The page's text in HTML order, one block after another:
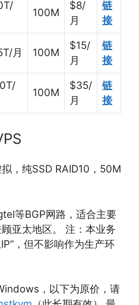
100M
$8/
月
链
接
月 100M
$15/
月
链
接
100M
$35/
月
链
接
，纯SSD RAID10，50M
等BGP网路，适合主要
亚太地区。 注：本业务
，但不影响作为生产环
，以下为原价，请